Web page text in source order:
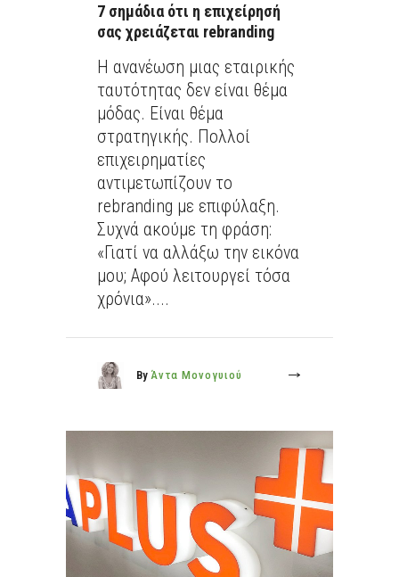
7 σημάδια ότι η επιχείρησή
σας χρειάζεται rebranding
Η ανανέωση μιας εταιρικής
ταυτότητας δεν είναι θέμα
μόδας. Είναι θέμα
στρατηγικής. Πολλοί
επιχειρηματίες
αντιμετωπίζουν το
rebranding με επιφύλαξη.
Συχνά ακούμε τη φράση:
«Γιατί να αλλάξω την εικόνα
μου; Αφού λειτουργεί τόσα
χρόνια»....
By Άντα Μονογυιού
More